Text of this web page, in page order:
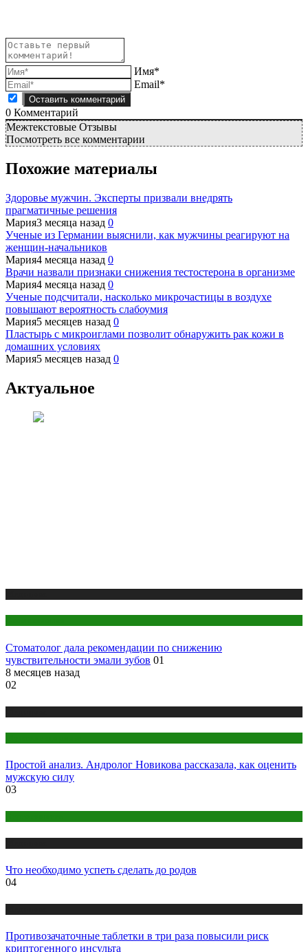
Имя*
Email*
0 Комментарий
Межтекстовые Отзывы
Посмотреть все комментарии
Похожие материалы
Здоровье мужчин. Эксперты призвали внедрять
прагматичные решения
Мария3 месяца назад 0
Ученые из Германии выяснили, как мужчины реагируют на
женщин-начальников
Мария4 месяца назад 0
Врачи назвали признаки снижения тестостерона в организме
Мария4 месяца назад 0
Ученые подсчитали, насколько микрочастицы в воздухе
повышают вероятность слабоумия
Мария5 месяцев назад 0
Пластырь с микроиглами позволит обнаружить рак кожи в
домашних условиях
Мария5 месяцев назад 0
Актуальное
Стоматолог дала рекомендации по снижению
чувствительности эмали зубов 01
8 месяцев назад
02
Простой анализ. Андролог Новикова рассказала, как оценить
мужскую силу
03
Что необходимо успеть сделать до родов
04
Противозачаточные таблетки в три раза повысили риск
криптогенного инсульта